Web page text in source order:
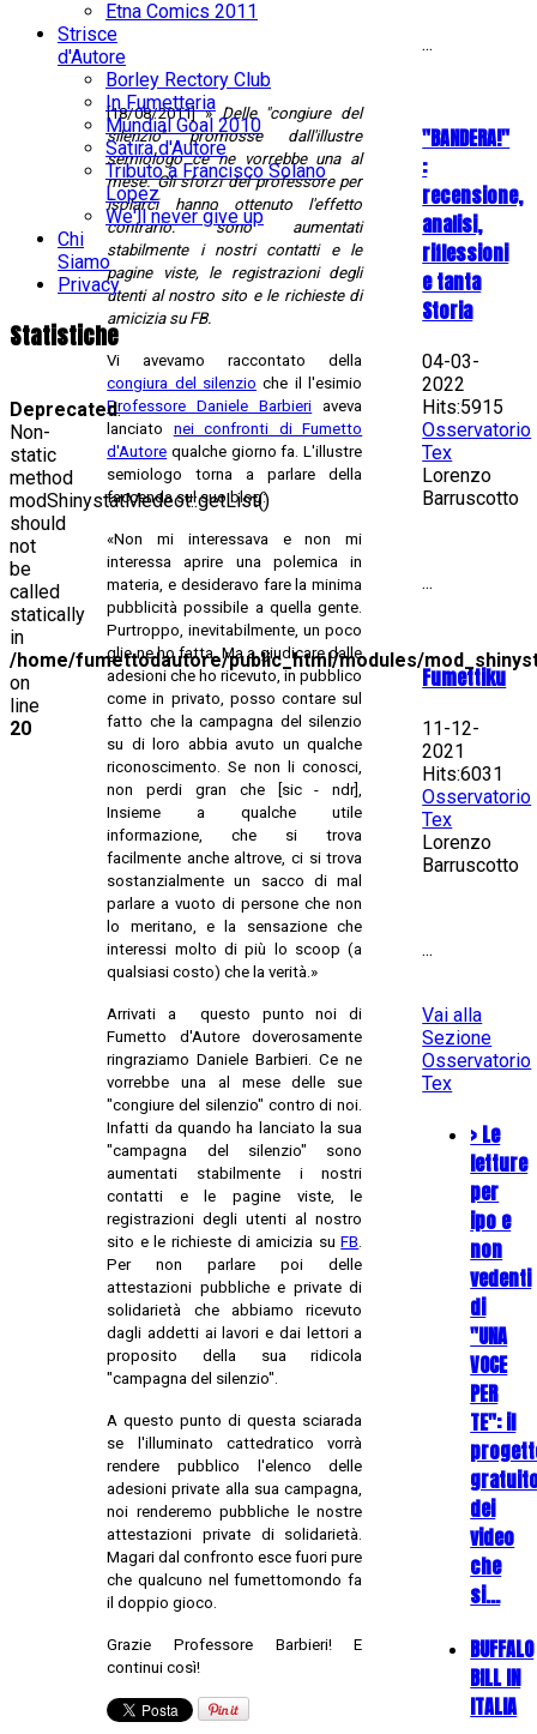
[18/08/2011] » Delle "congiure del
silenzio" promosse dall'illustre
semiologo ce ne vorrebbe una al
mese. Gli sforzi del professore per
isolarci hanno ottenuto l'effetto
contrario:sono aumentati
stabilmente i nostri contatti e le
pagine viste, le registrazioni degli
utenti al nostro sito e le richieste di
amicizia su FB.
Vi avevamo raccontato della
congiura del silenzio che il l'esimio
Professore Daniele Barbieri aveva
lanciato nei confronti di Fumetto
d'Autore qualche giorno fa. L'illustre
semiologo torna a parlare della
faccenda sul suo blog:
«Non mi interessava e non mi
interessa aprire una polemica in
materia, e desideravo fare la minima
pubblicità possibile a quella gente.
Purtroppo, inevitabilmente, un poco
glie ne ho fatta. Ma a giudicare dalle
adesioni che ho ricevuto, in pubblico
come in privato, posso contare sul
fatto che la campagna del silenzio
su di loro abbia avuto un qualche
riconoscimento. Se non li conosci,
non perdi gran che [sic - ndr],
Insieme a qualche utile
informazione, che si trova
facilmente anche altrove, ci si trova
sostanzialmente un sacco di mal
parlare a vuoto di persone che non
lo meritano, e la sensazione che
interessi molto di più lo scoop (a
qualsiasi costo) che la verità.»
Arrivati a questo punto noi di
Fumetto d'Autore doverosamente
ringraziamo Daniele Barbieri. Ce ne
vorrebbe una al mese delle sue
"congiure del silenzio" contro di noi.
Infatti da quando ha lanciato la sua
"campagna del silenzio" sono
aumentati stabilmente i nostri
contatti e le pagine viste, le
registrazioni degli utenti al nostro
sito e le richieste di amicizia suFB
Per non parlare poi delle
attestazioni pubbliche e private di
solidarietà che abbiamo ricevuto
dagli addetti ai lavori e dai lettori a
proposito della sua ridicola
"campagna del silenzio".
A questo punto di questa sciarada
se l'illuminato cattedratico vorrà
rendere pubblico l'elenco delle
adesioni private alla sua campagna,
noi renderemo pubbliche le nostre
attestazioni private di solidarietà.
Magari dal confronto esce fuori pure
che qualcuno nel fumettomondo fa
il doppio gioco.
Grazie Professore Barbieri! E
continui così!
...
"BANDERA!"
:
recensione,
analisi,
riflessioni
e tanta
Storia
04-03-
2022
Hits:5915
Osservatorio
Tex
Lorenzo
Barruscotto
...
Fumettiku
11-12-
2021
Hits:6031
Osservatorio
Tex
Lorenzo
Barruscotto
...
Vai alla
Sezione
Osservatorio
Tex
> Le
letture
per
ipo e
non
vedenti
di
"UNA
VOCE
PER
TE": il
dei
video
che
si…
BUFFALO
BILL IN
ITALIA
Etna Comics 2011
Strisce
d'Autore
Borley Rectory Club
In Fumetteria
Mundial Goal 2010
Satira d'Autore
Tributo a Francisco Solano
Lopez
We'll never give up
Chi
Siamo
Privacy
Statistiche
Deprecated:
Non-
static
method
modShinystatMedeot::getList()
should
not
be
called
statically
in
/home/fumettodautore/public_html/modules/
on
line
20